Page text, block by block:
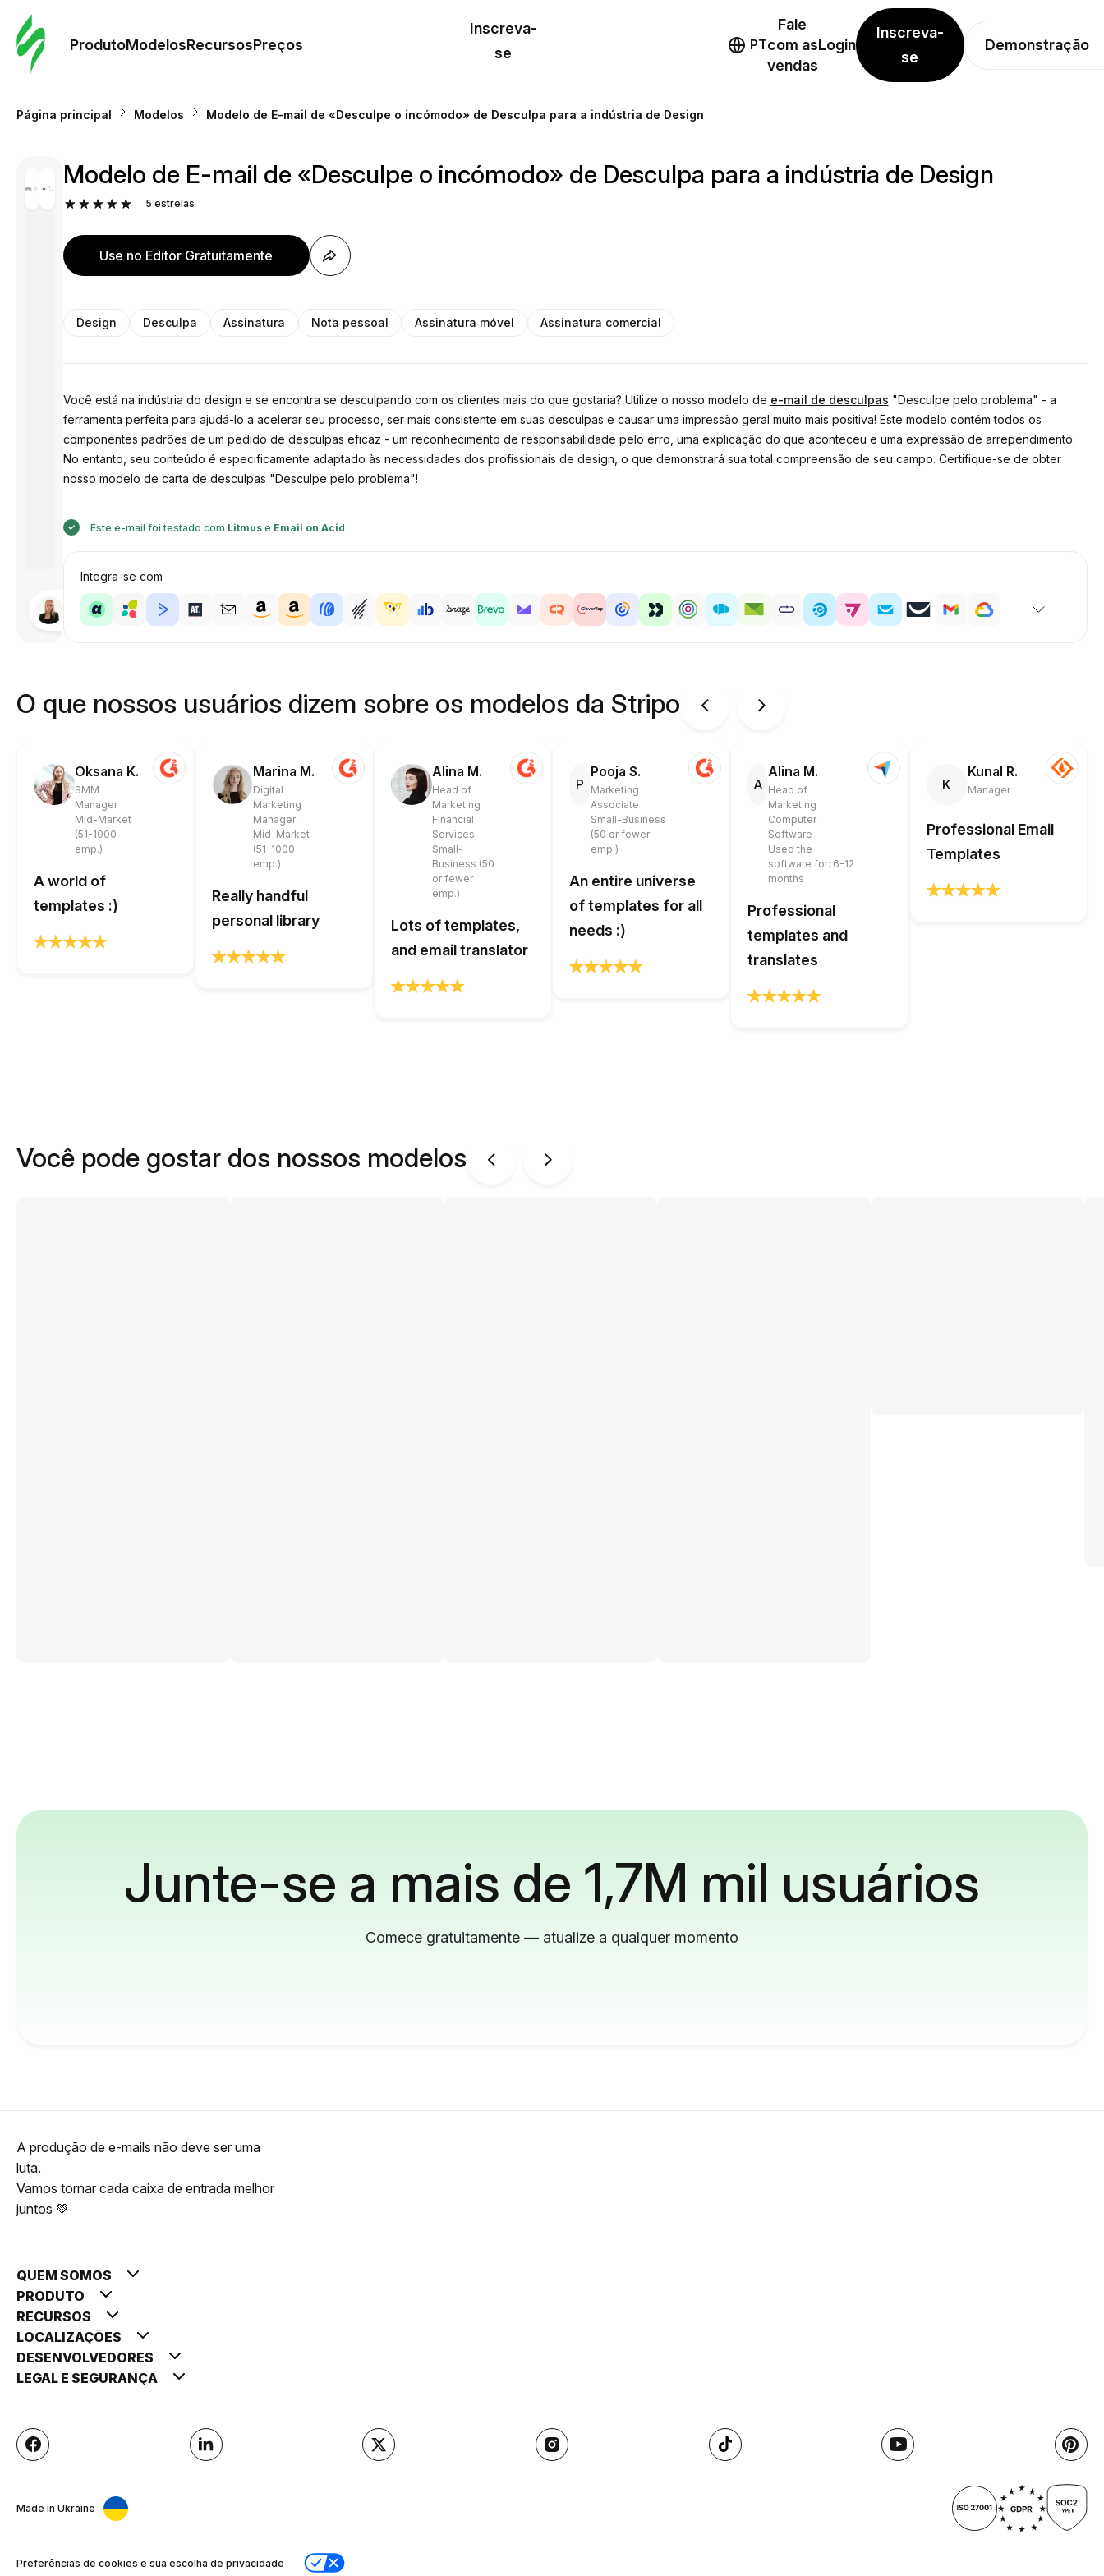
ProdutoModelosRecursosPreços
Inscreva-
se
PT
Fale
com as
vendas
Login
Inscreva-
se
Demonstração
Página principal Modelos Modelo de E-mail de «Desculpe o incómodo» de Desculpa para a indústria de Design
Desenhado
Anastasiia
Modelo de E-mail de «Desculpe o incómodo» de Desculpa para a indústria de Design
5 estrelas
Use no Editor Gratuitamente
Design Desculpa Assinatura Nota pessoal Assinatura móvel Assinatura comercial
Você está na indústria do design e se encontra se desculpando com os clientes mais do que gostaria? Utilize o nosso modelo de e-mail de desculpas "Desculpe pelo problema" - a
ferramenta perfeita para ajudá-lo a acelerar seu processo, ser mais consistente em suas desculpas e causar uma impressão geral muito mais positiva! Este modelo contém todos os
componentes padrões de um pedido de desculpas eficaz - um reconhecimento de responsabilidade pelo erro, uma explicação do que aconteceu e uma expressão de arrependimento.
No entanto, seu conteúdo é especificamente adaptado às necessidades dos profissionais de design, o que demonstrará sua total compreensão de seu campo. Certifique-se de obter
nosso modelo de carta de desculpas "Desculpe pelo problema"!
Este e-mail foi testado com Litmuse Email on Acid
Integra-se com
O que nossos usuários dizem sobre os modelos da Stripo
Oksana K.
SMM
Manager
Mid-Market
(51-1000
emp.)
A world of
templates :)
Marina M.
Digital
Marketing
Manager
Mid-Market
(51-1000
emp.)
Really handful
personal library
Alina M.
Head of
Marketing
Financial
Services
Small-
Business (50
or fewer
emp.)
Lots of templates,
and email translator
P
Pooja S.
Marketing
Associate
Small-Business
(50 or fewer
emp.)
An entire universe
of templates for all
needs :)
A
Alina M.
Head of
Marketing
Computer
Software
Used the
software for: 6-12
months
Professional
templates and
translates
K
Kunal R.
Manager
Professional Email
Templates
Você pode gostar dos nossos modelos
Junte-se a mais de 1,7M mil usuários
Comece gratuitamente — atualize a qualquer momento
A produção de e-mails não deve ser uma
luta.
Vamos tornar cada caixa de entrada melhor
juntos 💚
QUEM SOMOS
PRODUTO
RECURSOS
LOCALIZAÇÕES
DESENVOLVEDORES
LEGAL E SEGURANÇA
Made in Ukraine
Preferências de cookies e sua escolha de privacidade